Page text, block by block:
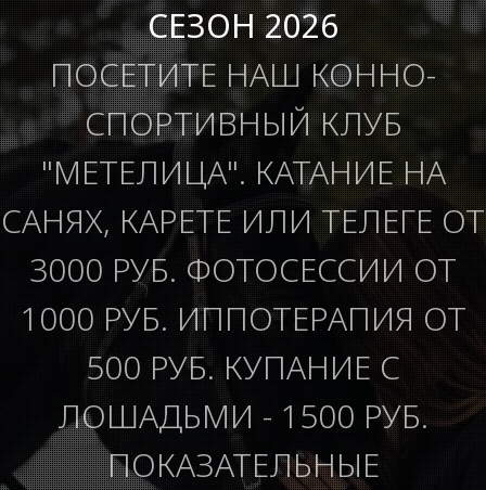
СЕЗОН 2026
ПОСЕТИТЕ НАШ КОННО-
СПОРТИВНЫЙ КЛУБ
"МЕТЕЛИЦА". КАТАНИЕ НА
САНЯХ, КАРЕТЕ ИЛИ ТЕЛЕГЕ ОТ
3000 РУБ. ФОТОСЕССИИ ОТ
1000 РУБ. ИППОТЕРАПИЯ ОТ
500 РУБ. КУПАНИЕ С
ЛОШАДЬМИ - 1500 РУБ.
ПОКАЗАТЕЛЬНЫЕ